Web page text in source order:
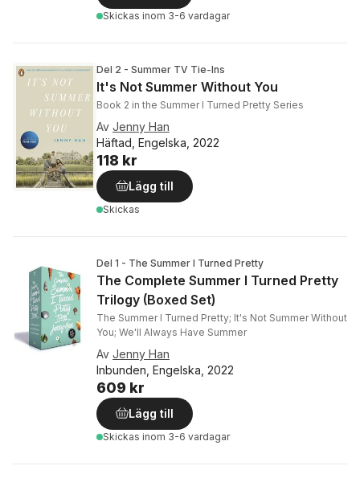
Skickas inom 3-6 vardagar
Del 2 - Summer TV Tie-Ins
It's Not Summer Without You
Book 2 in the Summer I Turned Pretty Series
Av Jenny Han
Häftad, Engelska, 2022
118 kr
Lägg till
Skickas
Del 1 - The Summer I Turned Pretty
The Complete Summer I Turned Pretty
Trilogy (Boxed Set)
The Summer I Turned Pretty; It's Not Summer Without
You; We'll Always Have Summer
Av Jenny Han
Inbunden, Engelska, 2022
609 kr
Lägg till
Skickas inom 3-6 vardagar